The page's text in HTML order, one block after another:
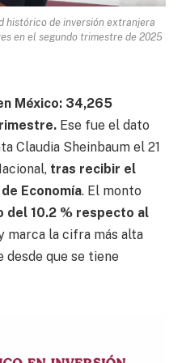
histórico de inversión extranjera
en el segundo trimestre de 2025
México: 34,265
Ese fue el dato
Claudia Sheinbaum el 21
tras recibir el
Economía. El monto
del 10.2 % respecto al
marca la cifra más alta
que se tiene